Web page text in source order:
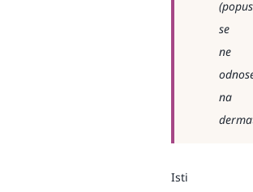
se
ne
na
Isti